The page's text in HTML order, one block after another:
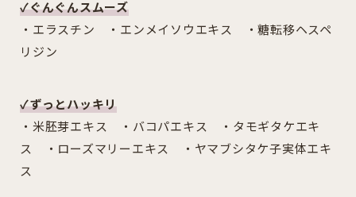
✓ぐんぐんスムーズ
・エラスチン ・エンメイソウエキス ・糖転移ヘスペ
リジン
✓ずっとハッキリ
・米胚芽エキス ・バコパエキス ・タモギタケエキ
ス ・ローズマリーエキス ・ヤマブシタケ子実体エキ
ス